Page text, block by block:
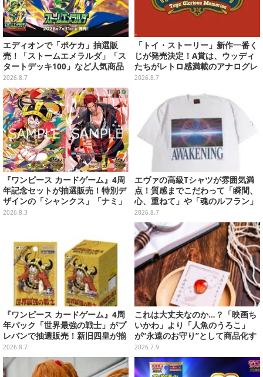
エディオンで「ポケカ」抽選販
売！「ストームエメラルダ」「ス
タートデッキ100」など人気商品
が対象
2026.8.7
「トイ・ストーリー」新作一番く
じが発売決定！A賞は、ウッディ
たちがレトロ感満載のアナログレ
コード上を走る姿で立体化
2026.8.7
『ワンピース カードゲーム』4周
年記念セットが抽選販売！特別デ
ザインの「シャンクス」「ナミ」
など9枚のプロモカードを収録
2026.8.3
エヴァの高級Tシャツが雰囲気満
点！質感までこだわって「瞬間、
心、重ねて」や「魂のルフラン」
をフィーチャー
2026.8.7
『ワンピース カードゲーム』4周
年パック「世界最強の戦士」がプ
レバンで抽選販売！新旧四皇が揃
い踏み、刃牙作者が描く「カイド
ウ」も
2026.8.7
これは大丈夫なのか…？「映画ち
いかわ」より「人魚のうろこ」
が“永遠のお守り”として商品化す
るも、「人の心がない」と話題
2026.7.9